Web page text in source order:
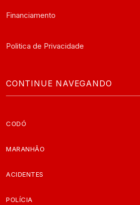
Financiamento
Politica de Privacidade
CONTINUE NAVEGANDO
CODÓ
MARANHÃO
ACIDENTES
POLÍCIA